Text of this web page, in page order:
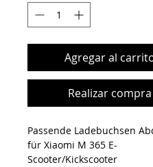
Agregar al
Realizar compra
Passende Ladebuchsen
für Xiaomi M 365 E-
Scooter/Kickscooter